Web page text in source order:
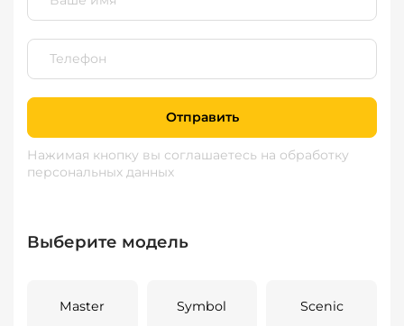
Отправить
Нажимая кнопку вы соглашаетесь на обработку
персональных данных
Выберите модель
Master Symbol Scenic